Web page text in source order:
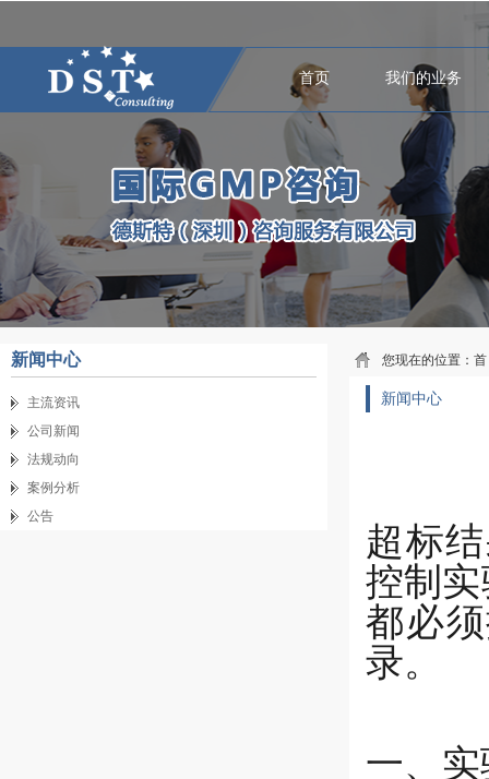
首页 我们的业务
新闻中心
主流资讯
公司新闻
法规动向
案例分析
公告
您现在的位置： 首
新闻中心
超标
控制
都必
录。
一、